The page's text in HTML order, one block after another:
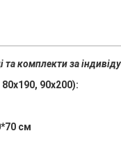
комплекти за
90х200):
см